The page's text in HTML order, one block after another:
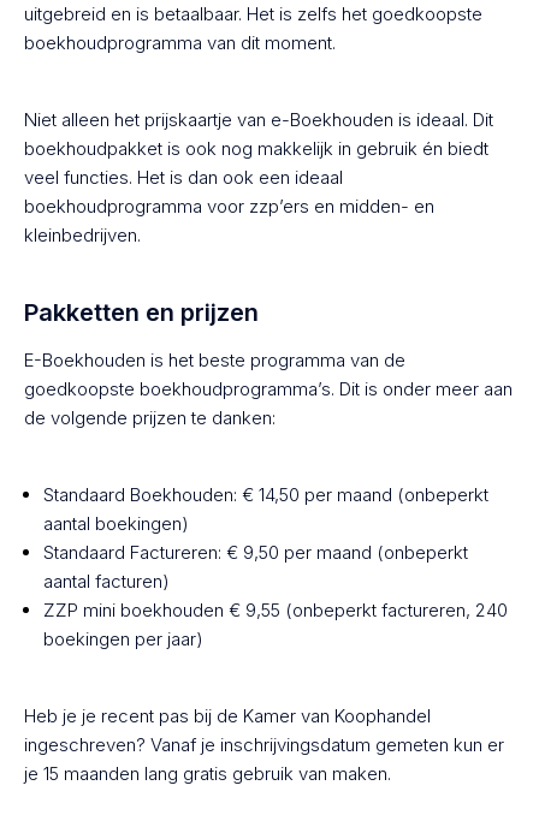
uitgebreid en is betaalbaar. Het is zelfs het goedkoopste
boekhoudprogramma van dit moment.
Niet alleen het prijskaartje van e-Boekhouden is ideaal. Dit
boekhoudpakket is ook nog makkelijk in gebruik én biedt
veel functies. Het is dan ook een ideaal
boekhoudprogramma voor zzp’ers en midden- en
kleinbedrijven.
Pakketten en prijzen
E-Boekhouden is het beste programma van de
goedkoopste boekhoudprogramma’s. Dit is onder meer aan
de volgende prijzen te danken:
Standaard Boekhouden: € 14,50 per maand (onbeperkt
aantal boekingen)
Standaard Factureren: € 9,50 per maand (onbeperkt
aantal facturen)
ZZP mini boekhouden € 9,55 (onbeperkt factureren, 240
boekingen per jaar)
Heb je je recent pas bij de Kamer van Koophandel
ingeschreven? Vanaf je inschrijvingsdatum gemeten kun er
je 15 maanden lang gratis gebruik van maken.